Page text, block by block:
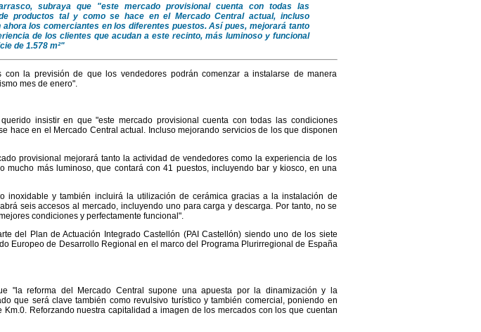
subraya que "este mercado provisional cuenta con todas las
productos tal y como se hace en el Mercado Central actual, incluso
los comerciantes en los diferentes puestos. Así pues, mejorará tanto
de los clientes que acudan a este recinto, más luminoso y funcional
de 1.578 m²"
la previsión de que los vendedores podrán comenzar a instalarse de manera
mes de enero".
insistir en que "este mercado provisional cuenta con todas las condiciones
hace en el Mercado Central actual. Incluso mejorando servicios de los que disponen
provisional mejorará tanto la actividad de vendedores como la experiencia de los
mucho más luminoso, que contará con 41 puestos, incluyendo bar y kiosco, en una
inoxidable y también incluirá la utilización de cerámica gracias a la instalación de
seis accesos al mercado, incluyendo uno para carga y descarga. Por tanto, no se
condiciones y perfectamente funcional".
del Plan de Actuación Integrado Castellón (PAI Castellón) siendo uno de los siete
Europeo de Desarrollo Regional en el marco del Programa Plurirregional de España
"la reforma del Mercado Central supone una apuesta por la dinamización y la
que será clave también como revulsivo turístico y también comercial, poniendo en
Reforzando nuestra capitalidad a imagen de los mercados con los que cuentan